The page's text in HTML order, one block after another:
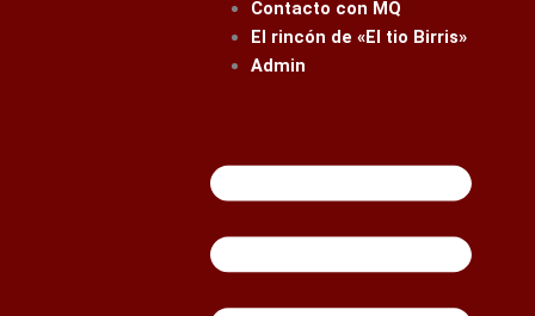
Contacto con MQ
El rincón de «El tio Birris»
Admin